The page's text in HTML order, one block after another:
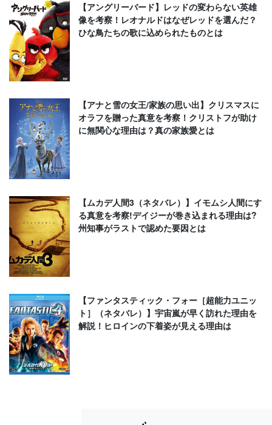
【アングリーバード】レッドの変わらない英雄
像を考察！レオナルドはなぜレッドを選んだ？
ひな鳥たちの歌に込められたものとは
【アナと雪の女王/家族の思い出】クリスマスに
オラフを贈った真意を考察！クリストフが助け
に無関心な理由は？真の家族愛とは
【ムカデ人間3（ネタバレ）】イモムシ人間にす
る真意を考察!デイジーが巻き込まれる理由は?
州知事がラストで認めた要因とは
【ファンタスティック・フォー［超能力ユニッ
ト］（ネタバレ）】宇宙嵐が早く訪れた理由を
解説！ヒロインの下着姿が見える理由は